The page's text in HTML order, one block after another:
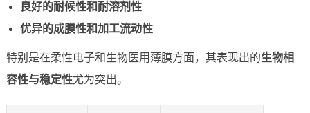
良好的耐候性和耐溶剂性
优异的成膜性和加工流动性
特别是在柔性电子和生物医用薄膜方面，其表现出的生物相
容性与稳定性尤为突出。